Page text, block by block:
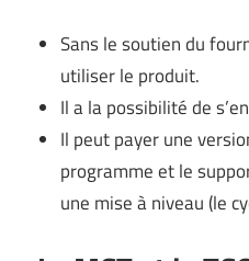
Sans le soutien du
utiliser le produit.
Il a la possibilité de
Il peut payer une
programme et le
une mise à niveau (le